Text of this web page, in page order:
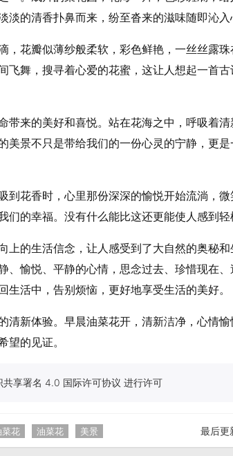
的清香扑鼻而来，纷至沓来的滋味随即沁入
，花瓣似薄纱般柔软，彩色鲜艳，一丝丝露
飞舞，搜寻着心爱的花蜜，这让人想起一首古
来的美好和喜悦。站在花海之中，呼吸着清
美景不只是带给我们的一份心灵的宁静，更
花香时，心里那份深深的愉悦开始流淌，微
的幸福。没有什么能比这还更能使人感到轻
上的生活信念，让人感受到了大自然的奥秘
、愉悦、平静的心情，思念过去、珍惜现在
活中，告别烦恼，更好地享受生活的美好。
清新体验。早晨油菜花开，清新洁净，心情
望的见证。
共享署名 4.0 国际许可协议 进行许可
菜花 油菜花 美景 最后